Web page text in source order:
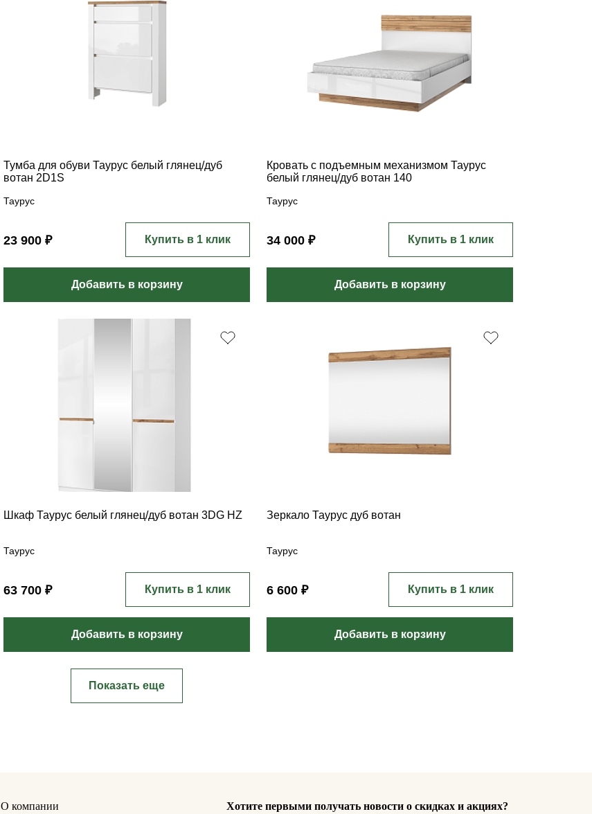
Тумба для обуви Таурус белый глянец/дуб
вотан 2D1S
Таурус
23 900 ₽ Купить в 1 клик
Добавить в корзину
Кровать с подъемным механизмом Таурус
белый глянец/дуб вотан 140
Таурус
34 000 ₽ Купить в 1 клик
Добавить в корзину
Шкаф Таурус белый глянец/дуб вотан 3DG HZ
Таурус
63 700 ₽ Купить в 1 клик
Добавить в корзину
Зеркало Таурус дуб вотан
Таурус
6 600 ₽ Купить в 1 клик
Добавить в корзину
Показать еще
О компании Хотите первыми получать новости о скидках и акциях?